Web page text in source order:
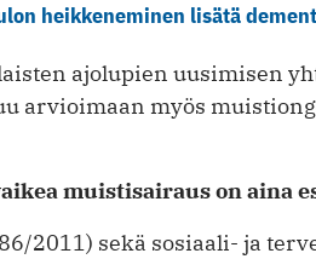
heikkeneminen lisätä
ajolupien uusimisen
arvioimaan myös
muistisairaus on aina
2011) sekä sosiaali- ja